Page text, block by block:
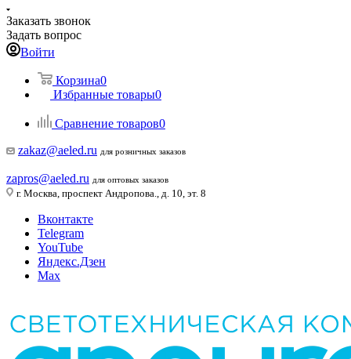
Заказать звонок
Задать вопрос
Войти
Корзина0
Избранные товары0
Сравнение товаров0
zakaz@aeled.ru для розничных заказов
zapros@aeled.ru для оптовых заказов
г. Москва, проспект Андропова., д. 10, эт. 8
Вконтакте
Telegram
YouTube
Яндекс.Дзен
Max